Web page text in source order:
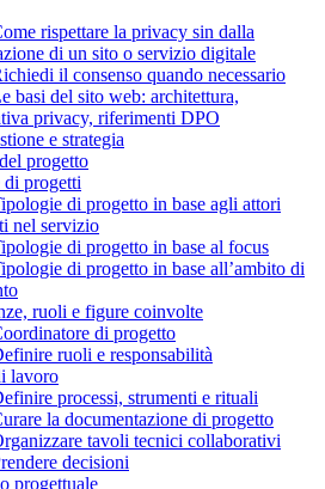
rispettare la privacy sin dalla
di un sito o servizio digitale
il consenso quando necessario
basi del sito web: architettura,
privacy, riferimenti DPO
e strategia
progetto
progetti
di progetto in base agli attori
nel servizio
di progetto in base al focus
di progetto in base all’ambito di
ruoli e figure coinvolte
di progetto
ruoli e responsabilità
lavoro
processi, strumenti e rituali
la documentazione di progetto
tavoli tecnici collaborativi
decisioni
progettuale